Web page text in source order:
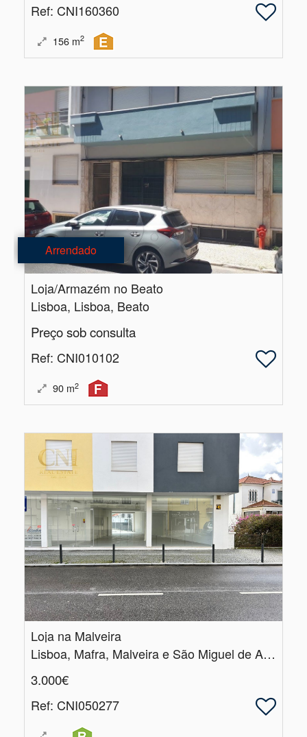
Ref: CNI160360
156 m2
Arrendado
Loja/Armazém no Beato
Lisboa, Lisboa, Beato
Preço sob consulta
Ref: CNI010102
90 m2
Loja na Malveira
Lisboa, Mafra, Malveira e São Miguel de Alcainça
3.000€
Ref: CNI050277